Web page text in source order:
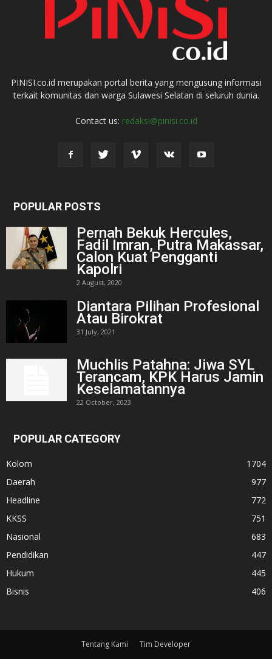
PINISI.co.id merupakan portal berita yang mengusung informasi
terkait komunitas dan warga Sulawesi Selatan di seluruh dunia.
Contact us: redaksi@pinisi.co.id
POPULAR POSTS
Pernah Bekuk Hercules,
Fadil Imran, Putra Makassar,
Calon Kuat Pengganti
Kapolri
2 August, 2020
Diantara Pilihan Profesional
Atau Birokrat
31 July, 2021
Muchlis Patahna: Jiwa SYL
Terancam, KPK Harus Jamin
Keselamatannya
22 October, 2023
POPULAR CATEGORY
Kolom
1704
Daerah
977
Headline
772
KKSS
751
Nasional
683
Pendidikan
447
Hukum
445
Bisnis
406
Tentang Kami Tim Developer